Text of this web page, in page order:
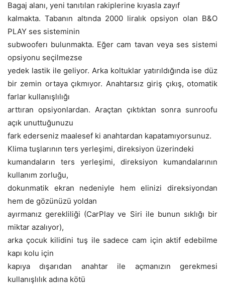
Bagaj alanı, yeni tanıtılan rakiplerine kıyasla zayıf
kalmakta. Tabanın altında 2000 liralık opsiyon olan B&O
PLAY ses sisteminin
subwooferı bulunmakta. Eğer cam tavan veya ses sistemi
opsiyonu seçilmezse
yedek lastik ile geliyor. Arka koltuklar yatırıldığında ise düz
bir zemin ortaya çıkmıyor. Anahtarsız giriş çıkış, otomatik
farlar kullanışlılığı
arttıran opsiyonlardan. Araçtan çıktıktan sonra sunroofu
açık unuttuğunuzu
fark ederseniz maalesef ki anahtardan kapatamıyorsunuz.
Klima tuşlarının ters yerleşimi, direksiyon üzerindeki
kumandaların ters yerleşimi, direksiyon kumandalarının
kullanım zorluğu,
dokunmatik ekran nedeniyle hem elinizi direksiyondan
hem de gözünüzü yoldan
ayırmanız gerekliliği (CarPlay ve Siri ile bunun sıklığı bir
miktar azalıyor),
arka çocuk kilidini tuş ile sadece cam için aktif edebilme
kapı kolu için
kapıya dışarıdan anahtar ile açmanızın gerekmesi
kullanışlılık adına kötü